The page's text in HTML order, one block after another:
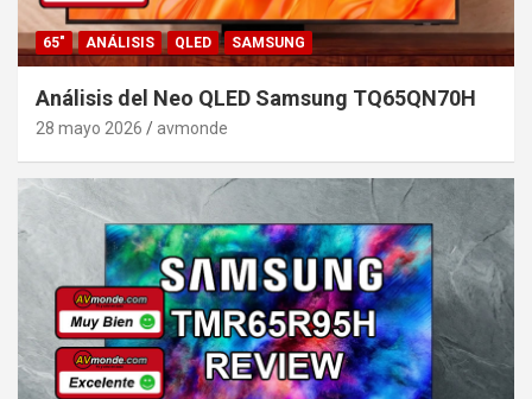
65" ANÁLISIS QLED SAMSUNG
Análisis del Neo QLED Samsung TQ65QN70H
28 mayo 2026 avmonde